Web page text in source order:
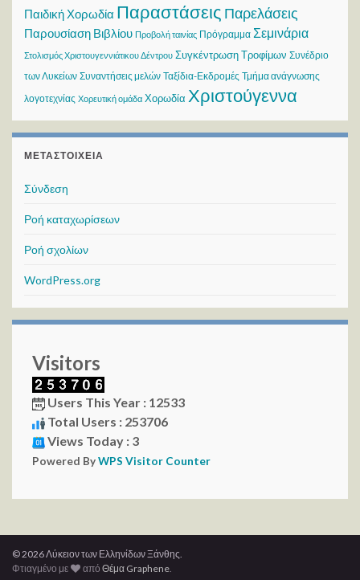
Παιδική Χορωδία Παραστάσεις Παρελάσεις
Παρουσίαση Βιβλίου Προβολή ταινίας Πρόγραμμα Σεμινάρια
Στολισμός Χριστουγεννιάτικου Δέντρου Συγκέντρωση Τροφίμων Συνέδριο
των Λυκείων Συναντήσεις μελών Ταξίδια-Εκδρομές Τμήμα ανάγνωσης
λογοτεχνίας Χορευτική ομάδα Χορωδία Χριστούγεννα
ΜΕΤΑΣΤΟΙΧΕΊΑ
Σύνδεση
Ροή καταχωρίσεων
Ροή σχολίων
WordPress.org
Visitors
Users This Year : 12533
Total Users : 253706
Views Today : 3
Powered ByWPS Visitor Counter
© 2026 Λύκειον των Ελληνίδων Ξάνθης.
Φτιαγμένο με
απόΘέμα Graphene.